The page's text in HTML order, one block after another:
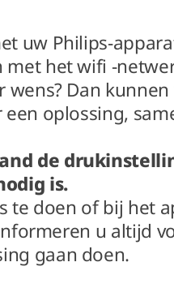
uw Philips-
het wifi -
Dan
oplossing,
de
is.
te doen of bij het
u altijd
gaan doen.